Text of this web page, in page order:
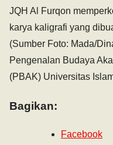
JQH Al Furqon
karya kaligrafi yang
(Sumber Foto: Mada/
Pengenalan Budaya
(PBAK) Universitas
Bagikan:
Facebook